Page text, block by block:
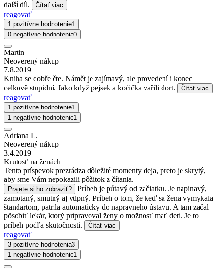
další díl.
Čítať viac
reagovať
1 pozitívne hodnotenie1
0 negatívne hodnotenia0
Martin
Neoverený nákup
7.8.2019
Kniha se dobře čte. Námět je zajímavý, ale provedení i konec
celkově stupidní. Jako když pejsek a kočička vařili dort.
Čítať viac
reagovať
1 pozitívne hodnotenie1
1 negatívne hodnotenie1
Adriana L.
Neoverený nákup
3.4.2019
Krutosť na ženách
Tento príspevok prezrádza dôležité momenty deja, preto je skrytý,
aby sme Vám nepokazili pôžitok z čítania.
Prajete si ho zobraziť?
Príbeh je pútavý od začiatku. Je napinavý,
zamotaný, smutný aj vtipný. Príbeh o tom, že keď sa žena vymykala
štandartom, patrila automaticky do naprávneho ústavu. A tam začal
pôsobiť lekár, ktorý pripravoval ženy o možnosť mať deti. Je to
príbeh podľa skutočnosti.
Čítať viac
reagovať
3 pozitívne hodnotenia3
1 negatívne hodnotenie1